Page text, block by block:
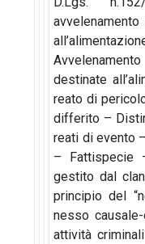
destinate
reato di
differito –
reati di evento
– Fattispecie
gestito dal
principio del
nesso
attività